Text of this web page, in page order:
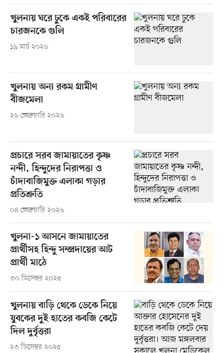
খুলনায় ঘরে ঢুকে একই পরিবারের
চারজনকে গুলি
১৯ মার্চ ২০২৬
খুলনায় অন্য রকম গ্রামীণ
বীজমেলা
২৬ ফেব্রুয়ারি ২০২৬
প্রচারে সরব জামায়াতের কৃষ্ণ
নন্দী, হিন্দুদের নিরাপত্তা ও
চাঁদাবাজিমুক্ত এলাকা গড়ার
প্রতিশ্রুতি
০৪ ফেব্রুয়ারি ২০২৬
খুলনা-১ আসনে জামায়াতের
প্রার্থীসহ হিন্দু সম্প্রদায়ের আট
প্রার্থী মাঠে
৩০ ডিসেম্বর ২০২৫
খুলনায় বাড়ি থেকে ডেকে নিয়ে
যুবকের দুই হাতের কবজি কেটে
দিল দুর্বৃত্তরা
২৩ ডিসেম্বর ২০২৫